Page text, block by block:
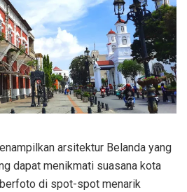
arsitektur Belanda yang
dapat menikmati suasana kota
di spot-spot menarik